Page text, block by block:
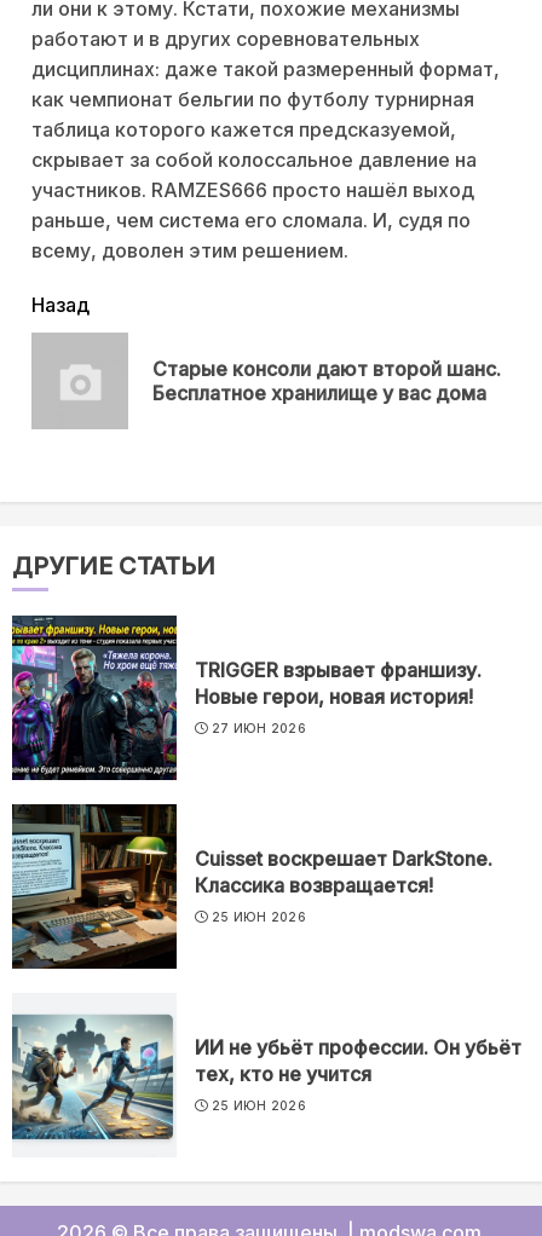
ли они к этому. Кстати, похожие механизмы
работают и в других соревновательных
дисциплинах: даже такой размеренный формат,
как чемпионат бельгии по футболу турнирная
таблица которого кажется предсказуемой,
скрывает за собой колоссальное давление на
участников. RAMZES666 просто нашёл выход
раньше, чем система его сломала. И, судя по
всему, доволен этим решением.
читать
Назад
Старые консоли дают второй шанс.
Бесплатное хранилище у вас дома
ДРУГИЕ СТАТЬИ
TRIGGER взрывает франшизу.
Новые герои, новая история!
27 ИЮН 2026
Cuisset воскрешает DarkStone.
Классика возвращается!
25 ИЮН 2026
ИИ не убьёт профессии. Он убьёт
тех, кто не учится
25 ИЮН 2026